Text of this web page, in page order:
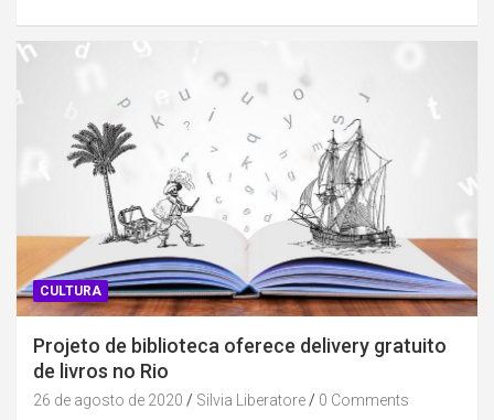
CULTURA
Projeto de biblioteca oferece delivery gratuito
de livros no Rio
26 de agosto de 2020 Silvia Liberatore 0 Comments